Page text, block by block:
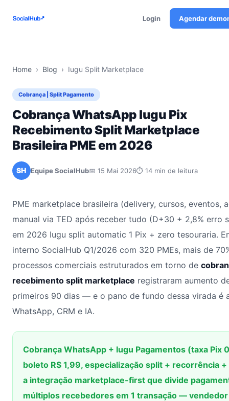
Login Agendar
Home › Blog › Iugu Split Marketplace
Cobrança | Split Pagamento
Cobrança WhatsApp Iugu Pix
Recebimento Split Marketplace
Brasileira PME em 2026
SH Equipe SocialHub📅 15 Mai 2026⏱ 14 min de leitura
PME marketplace brasileira (delivery, cursos, eventos,
manual via TED após receber tudo (D+30 + 2,8%
em 2026 Iugu split automatic 1 Pix + zero tesouraria.
interno SocialHub Q1/2026 com 320 PMEs, mais de
processos comerciais estruturados em torno de
recebimento split marketplace registraram aumento
primeiros 90 dias — e o pano de fundo dessa virada é
WhatsApp, CRM e IA.
Cobrança WhatsApp + Iugu Pagamentos (taxa Pix
boleto R$ 1,99, especialização split + recorrência
a integração marketplace-first que divide
múltiplos recebedores em 1 transação —